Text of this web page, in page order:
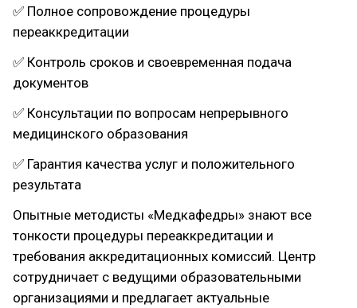
✅ Полное сопровождение процедуры
переаккредитации
✅ Контроль сроков и своевременная подача
документов
✅ Консультации по вопросам непрерывного
медицинского образования
✅ Гарантия качества услуг и положительного
результата
Опытные методисты «Медкафедры» знают все
тонкости процедуры переаккредитации и
требования аккредитационных комиссий. Центр
сотрудничает с ведущими образовательными
организациями и предлагает актуальные